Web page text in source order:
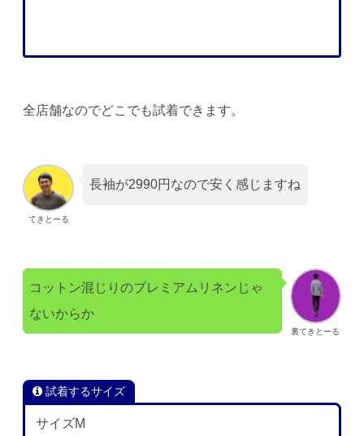
全店舗なのでどこでも試着できます。
てきとーる
長袖が2990円なので安く感じますね
裏てきとーる
コットン混じりのプレミアムリネンじゃ
ないからか
試着するサイズ
サイズM